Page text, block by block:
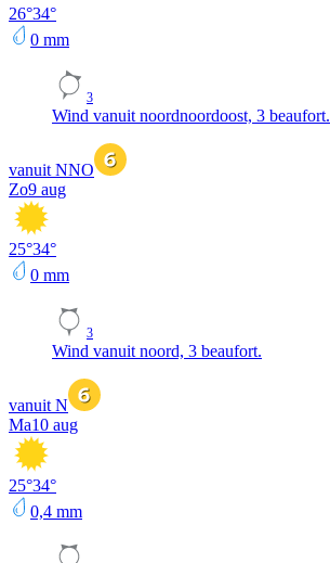
26°34°
0 mm
3
Wind vanuit noordnoordoost, 3 beaufort.
vanuit NNO
Zo9 aug
25°34°
0 mm
3
Wind vanuit noord, 3 beaufort.
vanuit N
Ma10 aug
25°34°
0,4 mm